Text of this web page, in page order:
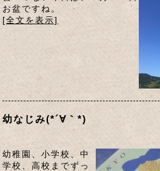
お盆ですね。
[全文を表示]
幼なじみ(*´∀｀*)
幼稚園、小学校、中
学校、高校までずっ